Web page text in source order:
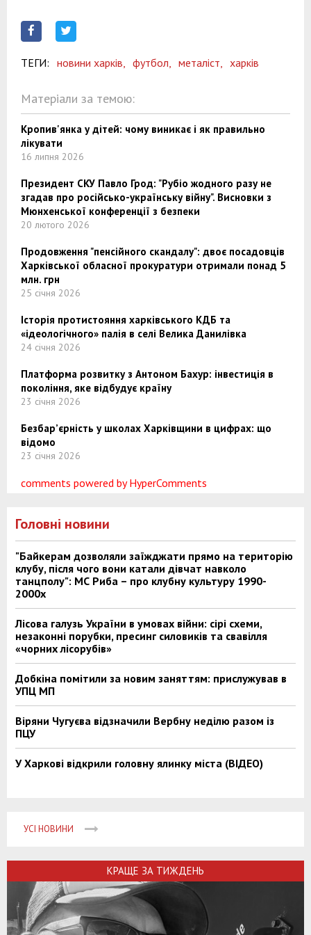
ТЕГИ: новини харків, футбол, металіст, харків
Матеріали за темою:
Кропив'янка у дітей: чому виникає і як правильно
лікувати
16 липня 2026
Президент СКУ Павло Грод: "Рубіо жодного разу не
згадав про російсько-українську війну". Висновки з
Мюнхенської конференції з безпеки
20 лютого 2026
Продовження "пенсійного скандалу": двоє посадовців
Харківської обласної прокуратури отримали понад 5
млн. грн
25 січня 2026
Історія протистояння харківського КДБ та
«ідеологічного» палія в селі Велика Данилівка
24 січня 2026
Платформа розвитку з Антоном Бахур: інвестиція в
покоління, яке відбудує країну
23 січня 2026
Безбар’єрність у школах Харківщини в цифрах: що
відомо
23 січня 2026
comments powered by HyperComments
Головні новини
"Байкерам дозволяли заїжджати прямо на територію
клубу, після чого вони катали дівчат навколо
танцполу": МС Риба – про клубну культуру 1990-
2000х
Лісова галузь України в умовах війни: сірі схеми,
незаконні порубки, пресинг силовиків та свавілля
«чорних лісорубів»
Добкіна помітили за новим заняттям: прислужував в
УПЦ МП
Віряни Чугуєва відзначили Вербну неділю разом із
ПЦУ
У Харкові відкрили головну ялинку міста (ВІДЕО)
УСІ НОВИНИ
КРАЩЕ ЗА ТИЖДЕНЬ